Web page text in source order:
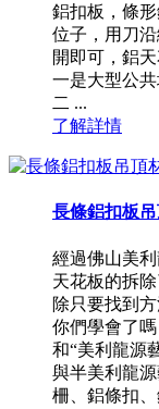
鋁扣板，條
位子，用刀
開即可，鋁
一是大型公
二 ...
了解詳情
長條鋁扣板
經過佛山美
天花板的拆
除只要找到
你們學會了
和“美利龍源
與半美利龍
柵、鋁條扣